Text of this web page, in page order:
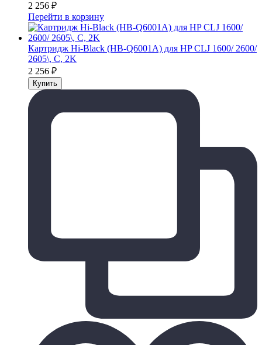
2 256 ₽
Перейти в корзину
Картридж Hi-Black (HB-Q6001A) для HP CLJ 1600/ 2600/
2605\, C, 2K
2 256 ₽